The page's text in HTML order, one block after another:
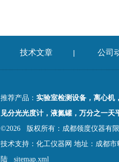
技术文章 | 公司
推荐产品： 实验室检测设备，离心机
见分光光度计，液氮罐，万分之一
©2026 版权所有：成都领度仪器有
技术支持： 化工仪器网 地址：成都市
陆
sitemap.xml